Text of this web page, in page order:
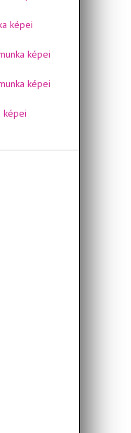
képei
képei
képei
képei